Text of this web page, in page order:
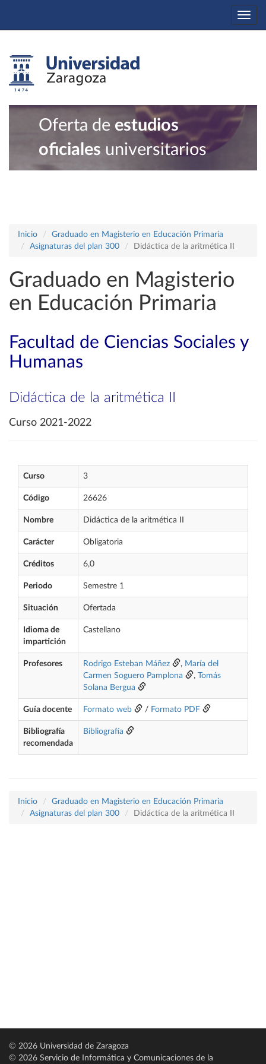
Oferta de estudios
oficiales universitarios
Inicio
Graduado en Magisterio en Educación Primaria
Asignaturas del plan 300
Didáctica de la aritmética II
Graduado en Magisterio
en Educación Primaria
Facultad de Ciencias Sociales y
Humanas
Didáctica de la aritmética II
Curso 2021-2022
Curso 3
Código 26626
Nombre Didáctica de la aritmética II
Carácter Obligatoria
Créditos 6,0
Periodo Semestre 1
Situación Ofertada
Idioma de
impartición
Castellano
Profesores Rodrigo Esteban Máñez , María del
Carmen Soguero Pamplona
,
Tomás
Solana Bergua
Guía docente Formato web / Formato PDF
Bibliografía
recomendada
Bibliografía
Inicio
Graduado en Magisterio en Educación Primaria
Asignaturas del plan 300
Didáctica de la aritmética II
© 2026 Universidad de Zaragoza
© 2026 Servicio de Informática y Comunicaciones de la